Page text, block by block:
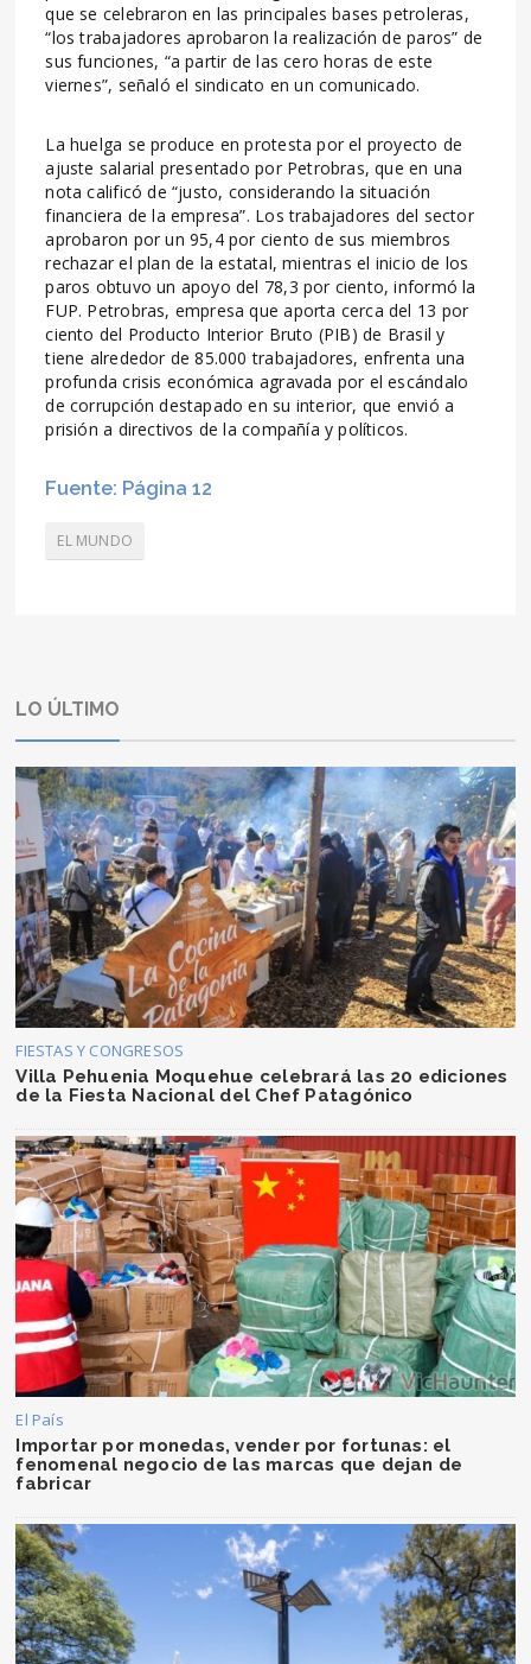
que se celebraron en las principales bases petroleras,
“los trabajadores aprobaron la realización de paros” de
sus funciones, “a partir de las cero horas de este
viernes”, señaló el sindicato en un comunicado.
La huelga se produce en protesta por el proyecto de
ajuste salarial presentado por Petrobras, que en una
nota calificó de “justo, considerando la situación
financiera de la empresa”. Los trabajadores del sector
aprobaron por un 95,4 por ciento de sus miembros
rechazar el plan de la estatal, mientras el inicio de los
paros obtuvo un apoyo del 78,3 por ciento, informó la
FUP. Petrobras, empresa que aporta cerca del 13 por
ciento del Producto Interior Bruto (PIB) de Brasil y
tiene alrededor de 85.000 trabajadores, enfrenta una
profunda crisis económica agravada por el escándalo
de corrupción destapado en su interior, que envió a
prisión a directivos de la compañía y políticos.
Fuente: Página 12
EL MUNDO
LO ÚLTIMO
FIESTAS Y CONGRESOS
Villa Pehuenia Moquehue celebrará las 20 ediciones
de la Fiesta Nacional del Chef Patagónico
El País
Importar por monedas, vender por fortunas: el
fenomenal negocio de las marcas que dejan de
fabricar